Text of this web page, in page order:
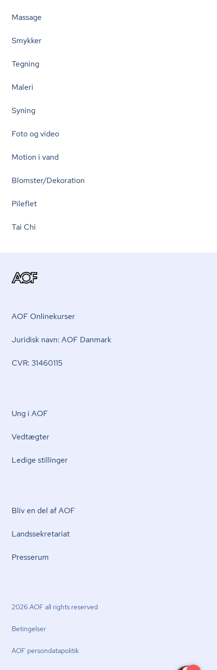
Massage
Smykker
Tegning
Maleri
Syning
Foto og video
Motion i vand
Blomster/Dekoration
Pileflet
Tai Chi
AOF Onlinekurser
Juridisk navn: AOF Danmark
CVR: 31460115
Ung i AOF
Vedtægter
Ledige stillinger
Bliv en del af AOF
Lands­se­kre­ta­ri­at
Presserum
2026 AOF all rights reserved
Betingelser
AOF per­son­da­ta­po­li­tik